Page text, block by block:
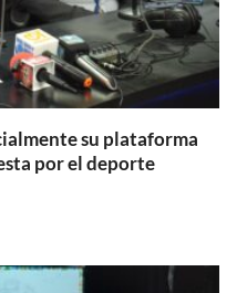
su plataforma
por el deporte